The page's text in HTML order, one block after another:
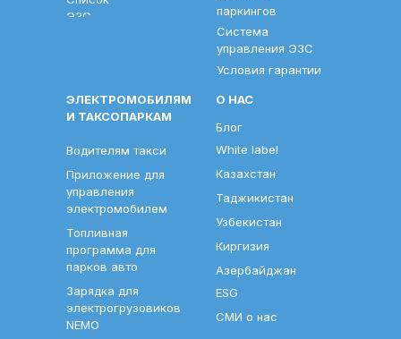
ЭЗС
Система
управления ЭЗС
Условия гарантии
Приложение для
управления
электромобилем
Водителям такси
Топливная
программа для
парков авто
Зарядка для
электрогрузовиков
NEMO
Блог
Азербайджан
Киргизия
Узбекистан
Таджикистан
Казахстан
White label
СМИ о нас
ESG
О НАС
ЭЛЕКТРОМОБИЛЯМ
И ТАКСОПАРКАМ
паркингов